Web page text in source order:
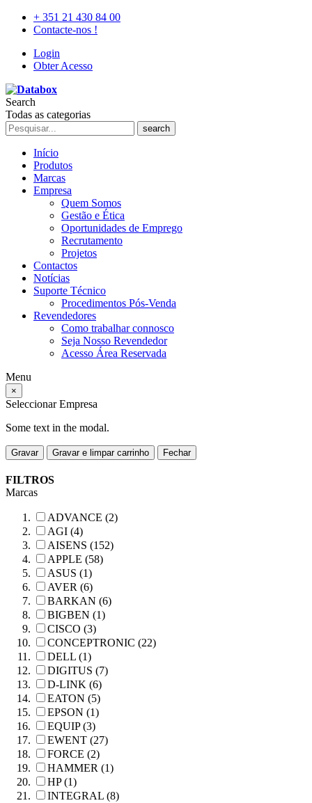
+ 351 21 430 84 00
Contacte-nos !
Login
Obter Acesso
Search
Todas as categorias
search
Início
Produtos
Marcas
Empresa
Quem Somos
Gestão e Ética
Oportunidades de Emprego
Recrutamento
Projetos
Contactos
Notícias
Suporte Técnico
Procedimentos Pós-Venda
Revendedores
Como trabalhar connosco
Seja Nosso Revendedor
Acesso Área Reservada
Menu
×
Seleccionar Empresa
Some text in the modal.
Gravar Gravar e limpar carrinho Fechar
FILTROS
Marcas
ADVANCE (2)
AGI (4)
AISENS (152)
APPLE (58)
ASUS (1)
AVER (6)
BARKAN (6)
BIGBEN (1)
CISCO (3)
CONCEPTRONIC (22)
DELL (1)
DIGITUS (7)
D-LINK (6)
EATON (5)
EPSON (1)
EQUIP (3)
EWENT (27)
FORCE (2)
HAMMER (1)
HP (1)
INTEGRAL (8)